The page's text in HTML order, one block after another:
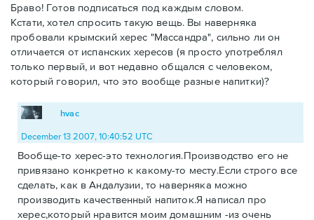
Браво! Готов подписаться под каждым словом.
Кстати, хотел спросить такую вещь. Вы наверняка
пробовали крымский херес "Массандра", сильно ли он
отличается от испанских хересов (я просто употреблял
только первый, и вот недавно общался с человеком,
который говорил, что это вообще разные напитки)?
hvac
December 13 2007, 10:40:52 UTC
Вообще-то херес-это технология.Производство его не
привязано конкретно к какому-то месту.Если строго все
сделать, как в Андалузии, то наверняка можно
производить качественный напиток.Я написал про
херес,который нравится моим домашним -из очень